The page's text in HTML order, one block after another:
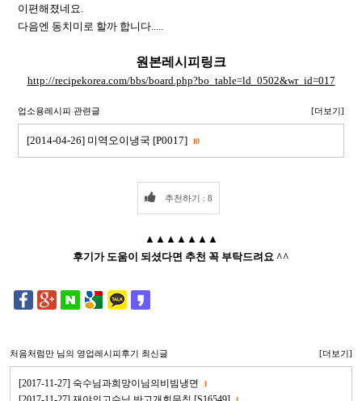
이편해졌네요.
다음엔 동치미로 할까 합니다.....
원본레시피링크
http://recipekorea.com/bbs/board.php?bo_table=ld_0502&wr_id=017
업소용레시피 관련글 [더보기]
[2014-04-26] 미역오이냉국 [P0017] 10
추천하기 : 8
▲▲▲▲▲▲▲
후기가 도움이 되셨다면 추천 꼭 부탁드려요 ^^
처음처럼만 님의 영업레시피후기 최신글 [더보기]
[2017-11-27] 숙수님과희망이님의비빔냉면 1